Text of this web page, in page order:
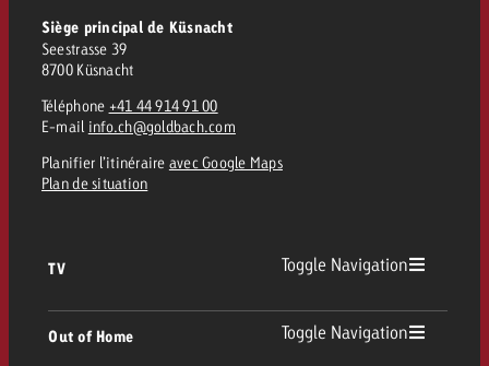
Siège principal de Küsnacht
Seestrasse 39
8700 Küsnacht
Téléphone +41 44 914 91 00
E-mail info.ch@goldbach.com
Planifier l’itinéraire avec Google Maps
Plan de situation
TV Toggle Navigation
Out of Home Toggle Navigation